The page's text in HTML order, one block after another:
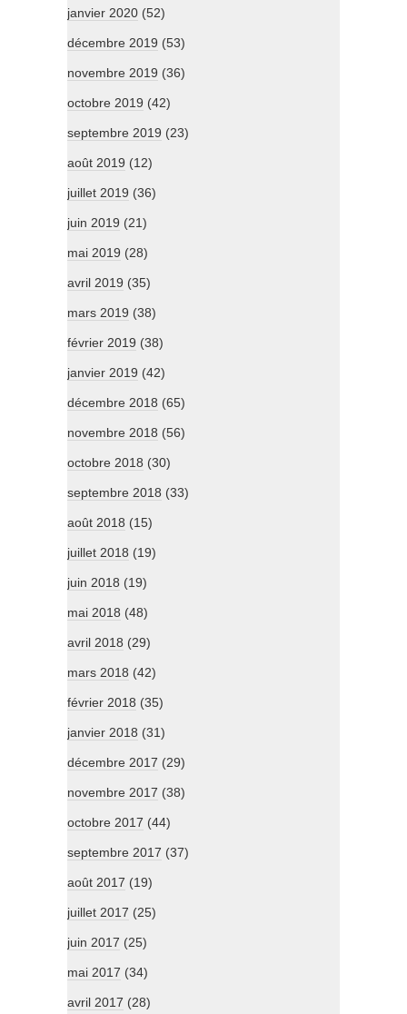
janvier 2020 (52)
décembre 2019 (53)
novembre 2019 (36)
octobre 2019 (42)
septembre 2019 (23)
août 2019 (12)
juillet 2019 (36)
juin 2019 (21)
mai 2019 (28)
avril 2019 (35)
mars 2019 (38)
février 2019 (38)
janvier 2019 (42)
décembre 2018 (65)
novembre 2018 (56)
octobre 2018 (30)
septembre 2018 (33)
août 2018 (15)
juillet 2018 (19)
juin 2018 (19)
mai 2018 (48)
avril 2018 (29)
mars 2018 (42)
février 2018 (35)
janvier 2018 (31)
décembre 2017 (29)
novembre 2017 (38)
octobre 2017 (44)
septembre 2017 (37)
août 2017 (19)
juillet 2017 (25)
juin 2017 (25)
mai 2017 (34)
avril 2017 (28)